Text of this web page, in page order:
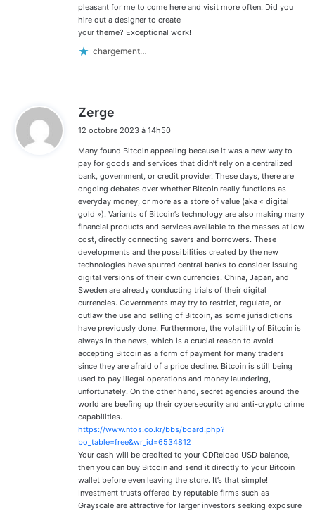
pleasant for me to come here and visit more often. Did you
hire out a designer to create
your theme? Exceptional work!
chargement…
Zerge
t
:
12 octobre 2023 à 14h50
Many found Bitcoin appealing because it was a new way to
pay for goods and services that didn’t rely on a centralized
bank, government, or credit provider. These days, there are
ongoing debates over whether Bitcoin really functions as
everyday money, or more as a store of value (aka « digital
gold »). Variants of Bitcoin’s technology are also making many
financial products and services available to the masses at low
cost, directly connecting savers and borrowers. These
developments and the possibilities created by the new
technologies have spurred central banks to consider issuing
digital versions of their own currencies. China, Japan, and
Sweden are already conducting trials of their digital
currencies. Governments may try to restrict, regulate, or
outlaw the use and selling of Bitcoin, as some jurisdictions
have previously done. Furthermore, the volatility of Bitcoin is
always in the news, which is a crucial reason to avoid
accepting Bitcoin as a form of payment for many traders
since they are afraid of a price decline. Bitcoin is still being
used to pay illegal operations and money laundering,
unfortunately. On the other hand, secret agencies around the
world are beefing up their cybersecurity and anti-crypto crime
capabilities.
https://www.ntos.co.kr/bbs/board.php?
bo_table=free&wr_id=6534812
Your cash will be credited to your CDReload USD balance,
then you can buy Bitcoin and send it directly to your Bitcoin
wallet before even leaving the store. It’s that simple!
Investment trusts offered by reputable firms such as
Grayscale are attractive for larger investors seeking exposure